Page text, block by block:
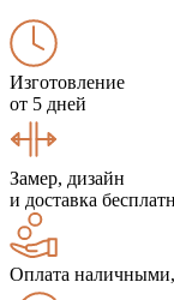
Изготовление
от 5 дней
Замер, дизайн
и доставка
Оплата